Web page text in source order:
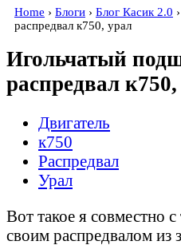
Home › Блоги › Блог Касик 2.0
распредвал к750, урал
Игольчатый
распредвал
Двигатель
к750
Распредвал
Урал
Вот такое я совместно
своим распредвалом из